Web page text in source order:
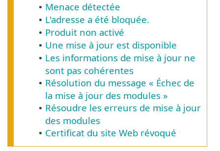
• Menace détectée
• L'adresse a été bloquée.
• Produit non activé
• Une mise à jour est disponible
• Les informations de mise à jour ne
sont pas cohérentes
• Résolution du message « Échec de
la mise à jour des modules »
• Résoudre les erreurs de mise à jour
des modules
• Certificat du site Web révoqué